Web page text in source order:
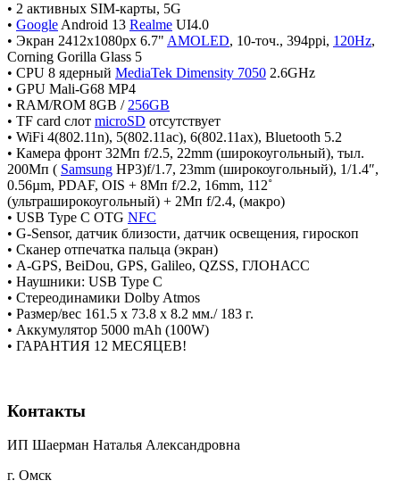
• 2 активных SIM-карты, 5G
• Google Android 13 Realme UI4.0
• Экран 2412х1080px 6.7" AMOLED, 10-точ., 394ppi, 120Hz,
Corning Gorilla Glass 5
• CPU 8 ядерный MediaTek Dimensity 7050 2.6GHz
• GPU Mali-G68 MP4
• RAM/ROM 8GB / 256GB
• TF card слот microSD отсутствует
• WiFi 4(802.11n), 5(802.11ac), 6(802.11ax), Bluetooth 5.2
• Камера фронт 32Мп f/2.5, 22mm (широкоугольный), тыл.
200Мп ( Samsung HP3)f/1.7, 23mm (широкоугольный), 1/1.4″,
0.56µm, PDAF, OIS + 8Мп f/2.2, 16mm, 112˚
(ультраширокоугольный) + 2Мп f/2.4, (макро)
• USB Type C OTG NFC
• G-Sensor, датчик близости, датчик освещения, гироскоп
• Сканер отпечатка пальца (экран)
• A-GPS, BeiDou, GPS, Galileo, QZSS, ГЛОНАСС
• Наушники: USB Type C
• Стереодинамики Dolby Atmos
• Размер/вес 161.5 x 73.8 x 8.2 мм./ 183 г.
• Аккумулятор 5000 mAh (100W)
• ГАРАНТИЯ 12 МЕСЯЦЕВ!
Контакты
ИП Шаерман Наталья Александровна
г. Омск